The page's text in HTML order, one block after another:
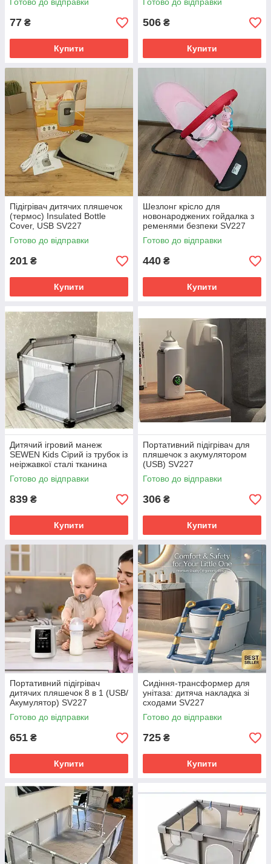
77 ₴
Купити
506 ₴
Купити
Підігрівач дитячих пляшечок
(термос) Insulated Bottle
Cover, USB SV227
Готово до відправки
201 ₴
Купити
Шезлонг крісло для
новонароджених гойдалка з
ременями безпеки SV227
Готово до відправки
440 ₴
Купити
Дитячий ігровий манеж
SEWEN Kids Сірий із трубок із
неіржавкої сталі тканина
Оксфорд SV227
Готово до відправки
839 ₴
Купити
Портативний підігрівач для
пляшечок з акумулятором
(USB) SV227
Готово до відправки
306 ₴
Купити
Портативний підігрівач
дитячих пляшечок 8 в 1 (USB/
Акумулятор) SV227
Готово до відправки
651 ₴
Купити
Сидіння-трансформер для
унітаза: дитяча накладка зі
сходами SV227
Готово до відправки
725 ₴
Купити